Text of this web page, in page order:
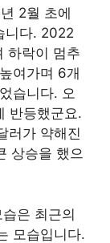
2월 초에
니다. 2022
하락이 멈추
여가며 6개
습니다. 오
반등했군요.
러가 약해진
상승을 했으
은 최근의
모습입니다.